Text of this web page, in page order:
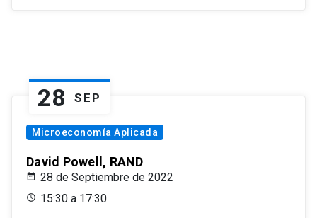
28 SEP
Microeconomía Aplicada
David Powell, RAND
28 de Septiembre de 2022
15:30 a 17:30